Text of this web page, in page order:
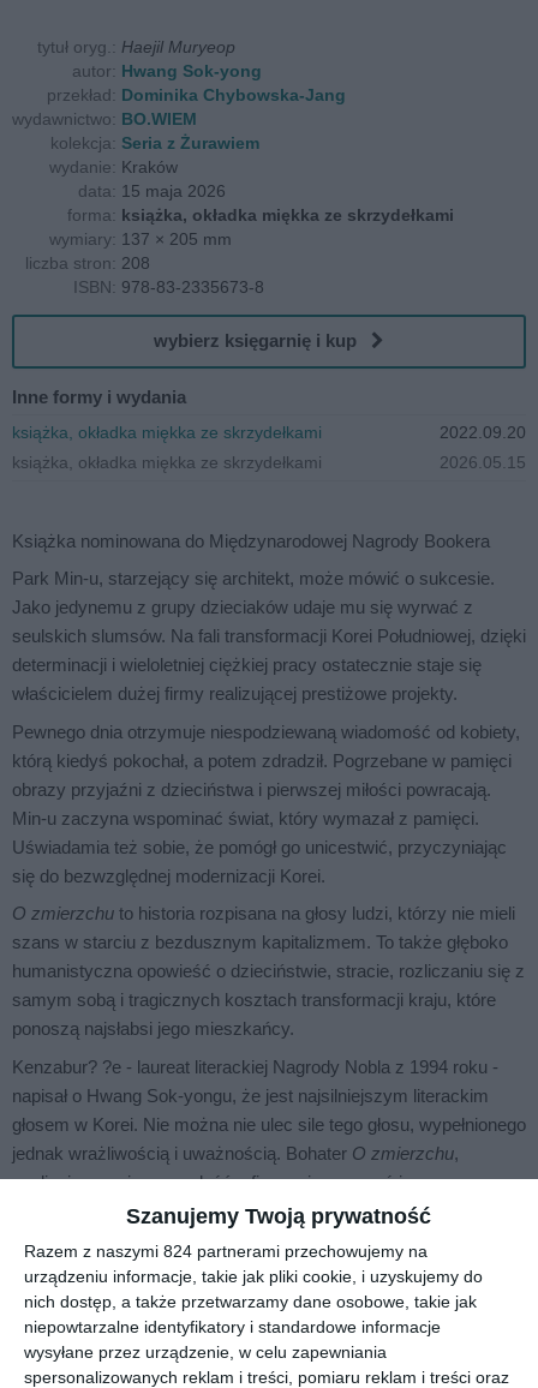
Szanujemy Twoją prywatność
Razem z naszymi 824 partnerami przechowujemy na
urządzeniu informacje, takie jak pliki cookie, i uzyskujemy do
nich dostęp, a także przetwarzamy dane osobowe, takie jak
niepowtarzalne identyfikatory i standardowe informacje
wysyłane przez urządzenie, w celu zapewniania
spersonalizowanych reklam i treści, pomiaru reklam i treści oraz
tytuł oryg.: Haejil Muryeop
autor: Hwang Sok-yong
przekład: Dominika Chybowska-Jang
wydawnictwo: BO.WIEM
kolekcja: Seria z Żurawiem
wydanie: Kraków
data: 15 maja 2026
forma: książka, okładka miękka ze skrzydełkami
wymiary: 137 × 205 mm
liczba stron: 208
ISBN: 978-83-2335673-8
wybierz księgarnię i kup
Inne formy i wydania
książka, okładka miękka ze skrzydełkami
2022.09.20
książka, okładka miękka ze skrzydełkami
2026.05.15
Książka nominowana do Międzynarodowej Nagrody Bookera
Park Min-u, starzejący się architekt, może mówić o sukcesie.
Jako jedynemu z grupy dzieciaków udaje mu się wyrwać z
seulskich slumsów. Na fali transformacji Korei Południowej, dzięki
determinacji i wieloletniej ciężkiej pracy ostatecznie staje się
właścicielem dużej firmy realizującej prestiżowe projekty.
Pewnego dnia otrzymuje niespodziewaną wiadomość od kobiety,
którą kiedyś pokochał, a potem zdradził. Pogrzebane w pamięci
obrazy przyjaźni z dzieciństwa i pierwszej miłości powracają.
Min-u zaczyna wspominać świat, który wymazał z pamięci.
Uświadamia też sobie, że pomógł go unicestwić, przyczyniając
się do bezwzględnej modernizacji Korei.
O zmierzchu to historia rozpisana na głosy ludzi, którzy nie mieli
szans w starciu z bezdusznym kapitalizmem. To także głęboko
humanistyczna opowieść o dzieciństwie, stracie, rozliczaniu się z
samym sobą i tragicznych kosztach transformacji kraju, które
ponoszą najsłabsi jego mieszkańcy.
Kenzabur? ?e - laureat literackiej Nagrody Nobla z 1994 roku -
napisał o Hwang Sok-yongu, że jest najsilniejszym literackim
głosem w Korei. Nie można nie ulec sile tego głosu, wypełnionego
jednak wrażliwością i uważnością. Bohater O zmierzchu,
analizując swoją przeszłość, ofiarowuje nam coś jeszcze:
opowieść o cenie, którą płaci się za pogoń za rozwojem i
Georgina Gryboś-Szczepanik, redaktorka Radia Kraków Kultura,
literackakavka.pl
Wielowymiarowe ,,O zmierzchu" Hwang Sok-yonga to nie tylko
literacki portret świata bez ubarwień, retuszowania, upiększania,